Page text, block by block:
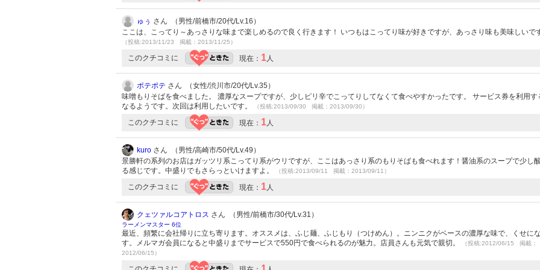
ゅぅ さん （男性/前橋市/20代/Lv.16）
ここは、こってり～あっさりな味まで楽しめるので良く行きます！ いつもはこってり味が好きですが、あっさり味も美味しいで
（投稿:2013/11/23 掲載：2013/11/25）
このクチコミに 現在： 1人
ポテポテ さん （女性/渋川市/20代/Lv.35）
味噌もりそばを食べました。 濃厚なスープですが、少しピリ辛でこってりしてなくて食べやすかったです。 サービス券を利用す
なるようです。次回は利用したいです。
（投稿:2013/09/30 掲載：2013/09/30）
このクチコミに 現在： 1人
kuro さん （男性/高崎市/50代/Lv.49）
景勝軒の系列のお店はガッツリ系こってり系がウリですが、ここはあっさり系のもりそばも食べれます！醤油系のスープで少し
る感じです。中盛りでもさらっといけますよ。
（投稿:2013/09/11 掲載：2013/09/11）
このクチコミに 現在： 1人
クェツァルコアトロス さん （男性/前橋市/30代/Lv.31）
ラーメンマスター 6位
最近、頻繁に会社帰りに立ち寄ります。オススメは、ふじ麺、ふじもり（つけめん）。ニンニクがベースの濃厚な味で、くせに
す。メルマガ会員になると中盛りまでサービスで550円で食べられるのが魅力。店員さんも元気で親切。
（投稿:2012/06/15 掲載：
2012/06/15）